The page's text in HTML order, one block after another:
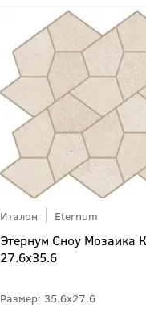
Италон Eternum
Этернум Сноу Мозаика
27.6x35.6
35.6x27.6